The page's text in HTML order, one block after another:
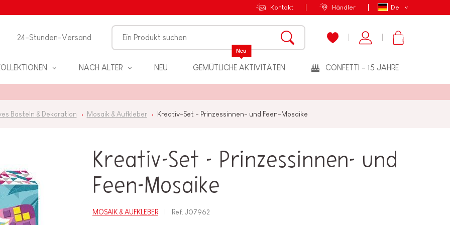
De
Kontakt Händler
24-Stunden-Versand
NACH ALTER NEU GEMÜTLICHE AKTIVITÄTEN
Neu
CONFETTI - 15 JAHRE
Basteln & Dekoration Mosaik & Aufkleber Kreativ-Set - Prinzessinnen- und Feen-Mosaike
Kreativ-Set - Prinzessinnen- und
Feen-Mosaike
MOSAIK & AUFKLEBER Ref.J07962